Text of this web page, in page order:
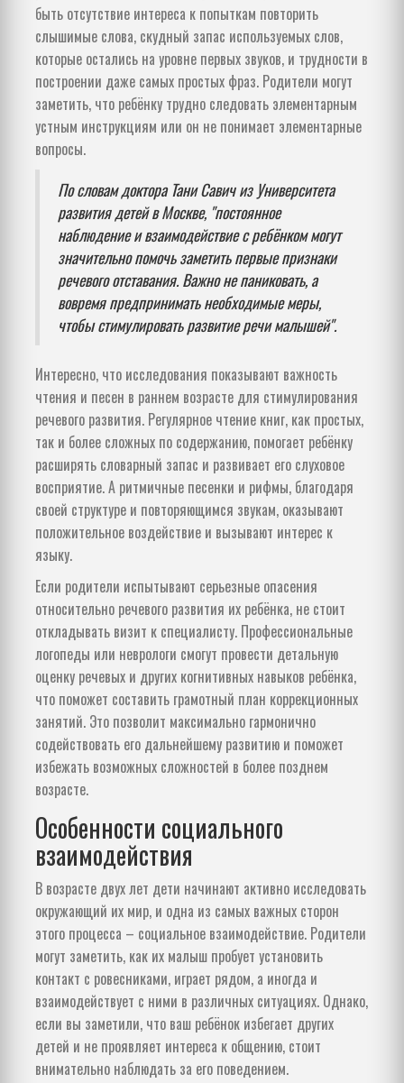
быть отсутствие интереса к попыткам повторить
слышимые слова, скудный запас используемых слов,
которые остались на уровне первых звуков, и трудности в
построении даже самых простых фраз. Родители могут
заметить, что ребёнку трудно следовать элементарным
устным инструкциям или он не понимает элементарные
вопросы.
По словам доктора Тани Савич из Университета
развития детей в Москве, "постоянное
наблюдение и взаимодействие с ребёнком могут
значительно помочь заметить первые признаки
речевого отставания. Важно не паниковать, а
вовремя предпринимать необходимые меры,
чтобы стимулировать развитие речи малышей".
Интересно, что исследования показывают важность
чтения и песен в раннем возрасте для стимулирования
речевого развития. Регулярное чтение книг, как простых,
так и более сложных по содержанию, помогает ребёнку
расширять словарный запас и развивает его слуховое
восприятие. А ритмичные песенки и рифмы, благодаря
своей структуре и повторяющимся звукам, оказывают
положительное воздействие и вызывают интерес к
языку.
Если родители испытывают серьезные опасения
относительно речевого развития их ребёнка, не стоит
откладывать визит к специалисту. Профессиональные
логопеды или неврологи смогут провести детальную
оценку речевых и других когнитивных навыков ребёнка,
что поможет составить грамотный план коррекционных
занятий. Это позволит максимально гармонично
содействовать его дальнейшему развитию и поможет
избежать возможных сложностей в более позднем
возрасте.
Особенности социального
взаимодействия
В возрасте двух лет дети начинают активно исследовать
окружающий их мир, и одна из самых важных сторон
этого процесса – социальное взаимодействие. Родители
могут заметить, как их малыш пробует установить
контакт с ровесниками, играет рядом, а иногда и
взаимодействует с ними в различных ситуациях. Однако,
если вы заметили, что ваш ребёнок избегает других
детей и не проявляет интереса к общению, стоит
внимательно наблюдать за его поведением.